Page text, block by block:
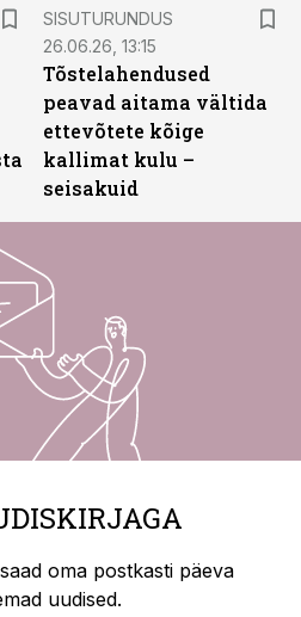
SISUTURUNDUS
26.06.26, 13:15
Tõstelahendused
peavad aitama vältida
ettevõtete kõige
kallimat kulu –
seisakuid
oma postkasti päeva
uudised.